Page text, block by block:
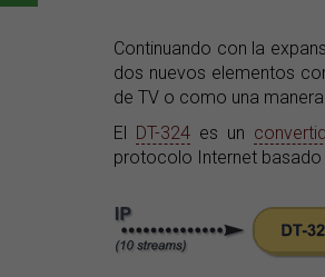
Continuando con la
dos nuevos elementos
de TV o como una
El DT-324 es un
protocolo Internet basado